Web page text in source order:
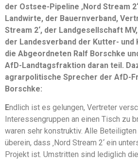
der Ostsee-Pipeline ‚Nord Stream
Landwirte, der Bauernverband,
Stream 2‘, der Landgesellschaft
der Landesverband der Kutter-
die Abgeordneten Ralf Borschke
AfD-Landtagsfraktion daran teil.
agrarpolitische Sprecher der AfD-
Borschke:
Endlich ist es gelungen, Vertreter
Interessengruppen an einen Tisch zu
waren sehr konstruktiv. Alle
überein, dass ‚Nord Stream 2‘ ein
Projekt ist. Umstritten sind lediglich